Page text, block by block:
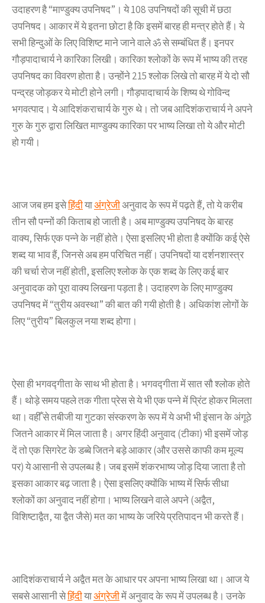
उदाहरण है “माण्डुक्य उपनिषद”। ये 108 उपनिषदों की सूची में छठा
उपनिषद। आकार में ये इतना छोटा है कि इसमें बारह ही मन्त्र होते हैं। ये
सभी हिन्दुओं के लिए विशिष्ट माने जाने वाले ॐ से सम्बंधित हैं। इनपर
गौड़पादाचार्य ने कारिका लिखी। कारिका श्लोकों के रूप में भाष्य की तरह
उपनिषद का विवरण होता है। उन्होंने 215 श्लोक लिखे तो बारह में ये दो सौ
पन्द्रह जोड़कर ये मोटी होने लगी। गौड़पादाचार्य के शिष्य थे गोविन्द
भगवत्पाद। ये आदिशंकराचार्य के गुरु थे। तो जब आदिशंकराचार्य ने अपने
गुरु के गुरु द्वारा लिखित माण्डुक्य कारिका पर भाष्य लिखा तो ये और मोटी
हो गयी।
आज जब हम इसेहिंदीयाअंग्रेजीअनुवाद के रूप में पढ़ते हैं, तो ये करीब
तीन सौ पन्नों की किताब हो जाती है। अब माण्डुक्य उपनिषद के बारह
वाक्य, सिर्फ एक पन्ने के नहीं होते। ऐसा इसलिए भी होता है क्योंकि कई ऐसे
शब्द या भाव हैं, जिनसे अब हम परिचित नहीं। उपनिषदों या दर्शनशास्त्र
की चर्चा रोज नहीं होती, इसलिए श्लोक के एक शब्द के लिए कई बार
अनुवादक को पूरा वाक्य लिखना पड़ता है। उदाहरण के लिए माण्डुक्य
उपनिषद में “तुरीय अवस्था” की बात की गयी होती है। अधिकांश लोगों के
लिए “तुरीय” बिलकुल नया शब्द होगा।
ऐसा ही भगवद्गीता के साथ भी होता है। भगवद्गीता में सात सौ श्लोक होते
हैं। थोड़े समय पहले तक गीता प्रेस से ये भी एक पन्ने में प्रिंट होकर मिलता
था। वहीँ से तबीजी या गुटका संस्करण के रूप में ये अभी भी इंसान के अंगूठे
जितने आकार में मिल जाता है। अगर हिंदी अनुवाद (टीका) भी इसमें जोड़
दें तो एक सिगरेट के डब्बे जितने बड़े आकार (और उससे काफी कम मूल्य
पर) ये आसानी से उपलब्ध है। जब इसमें शंकरभाष्य जोड़ दिया जाता है तो
इसका आकार बढ़ जाता है। ऐसा इसलिए क्योंकि भाष्य में सिर्फ सीधा
श्लोकों का अनुवाद नहीं होगा। भाष्य लिखने वाले अपने (अद्वैत,
विशिष्टाद्वैत, या द्वैत जैसे) मत का भाष्य के जरिये प्रतिपादन भी करते हैं।
आदिशंकराचार्य ने अद्वैत मत के आधार पर अपना भाष्य लिखा था। आज ये
सबसे आसानी सेहिंदीयाअंग्रेजीमें अनुवाद के रूप में उपलब्ध है। उनके